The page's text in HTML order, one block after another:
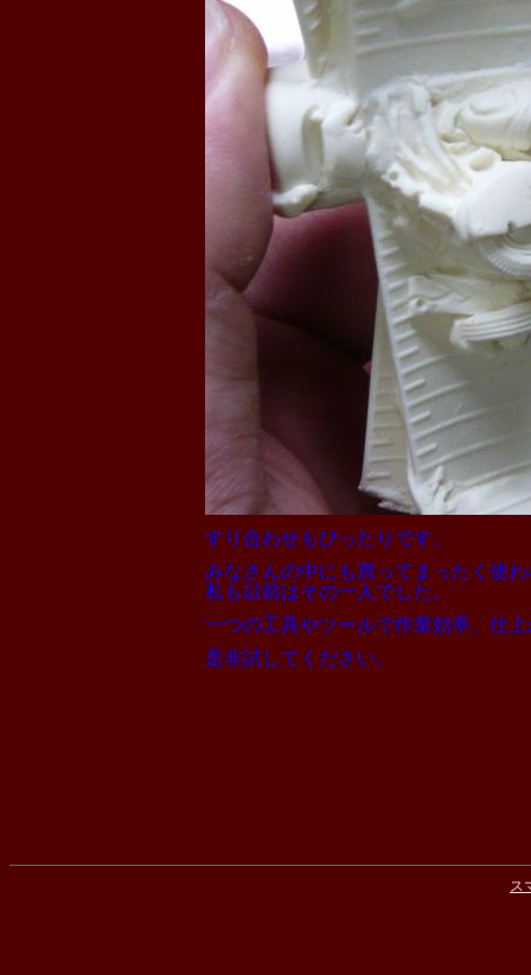
すり合わせもぴったりです。
みなさんの中にも買ってまったく使
私も以前はその一人でした。
一つの工具やツールで作業効率、仕
是非試してください。
ス